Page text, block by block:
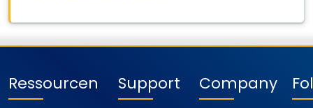
Ressourcen Support Company